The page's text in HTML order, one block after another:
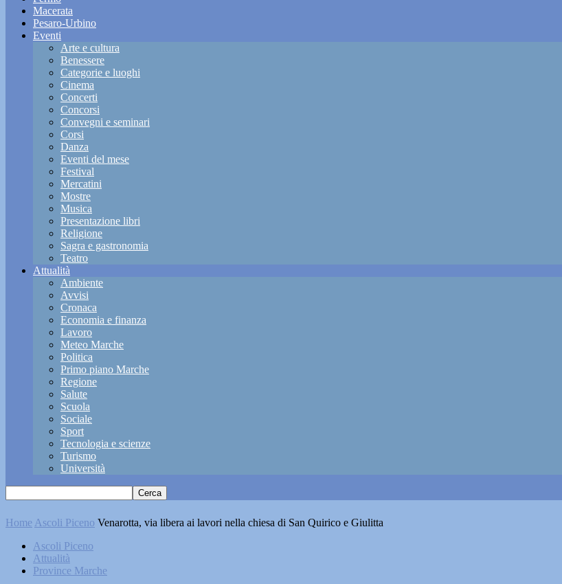
Macerata
Pesaro-Urbino
Eventi
Arte e cultura
Benessere
Categorie e luoghi
Cinema
Concerti
Concorsi
Convegni e seminari
Corsi
Danza
Eventi del mese
Festival
Mercatini
Mostre
Musica
Presentazione libri
Religione
Sagra e gastronomia
Teatro
Attualità
Ambiente
Avvisi
Cronaca
Economia e finanza
Lavoro
Meteo Marche
Politica
Primo piano Marche
Regione
Salute
Scuola
Sociale
Sport
Tecnologia e scienze
Turismo
Università
Home Ascoli Piceno Venarotta, via libera ai lavori nella chiesa di San Quirico e Giulitta
Ascoli Piceno
Attualità
Province Marche